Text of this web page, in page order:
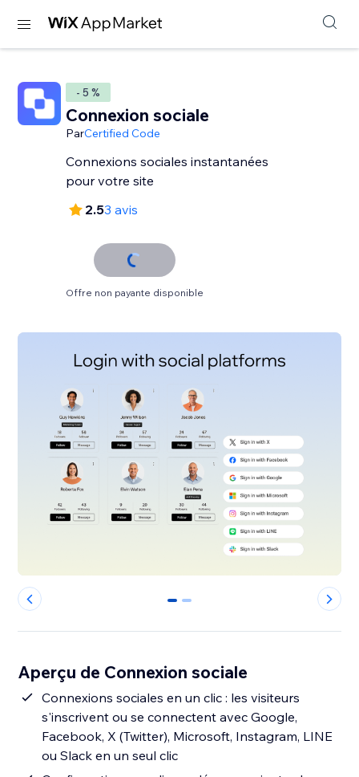
- 5 %
Connexion sociale
ParCertified Code
Connexions sociales instantanées
pour votre site
2.53 avis
Offre non payante disponible
0 1
Aperçu de Connexion sociale
Connexions sociales en un clic : les visiteurs
s'inscrivent ou se connectent avec Google,
Facebook, X (Twitter), Microsoft, Instagram, LINE
ou Slack en un seul clic